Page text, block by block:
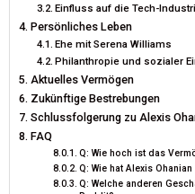
Einfluss auf die Tech-
Persönliches Leben
Ehe mit Serena Williams
Philanthropie und sozialer
Aktuelles Vermögen
Zukünftige Bestrebungen
Schlussfolgerung zu Alexis
FAQ
Q: Wie hoch ist das
Q: Wie hat Alexis
Q: Welche anderen